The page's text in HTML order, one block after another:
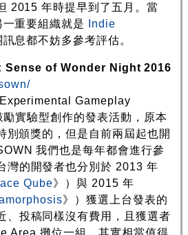
2015 年時提早到了五月。當
重要組織就是
Indie
訊息都不妨多參考評估。
Sense of Wonder Night 2016
Gameplay
實驗型創作的發表活動，原本
別頒獎的，但是自前兩屆起也開
我們也是每年都會進行參
灣的開發者也分別於 2013 年
Qube》）與 2015 年
》）獲選上台發表的
、投稿同樣沒有費用，且獲選者
Area 攤位一組，其實相當值得